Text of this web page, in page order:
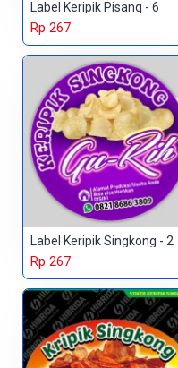
Label Keripik Pisang - 6
Rp 267
Label Keripik Singkong - 2
Rp 267